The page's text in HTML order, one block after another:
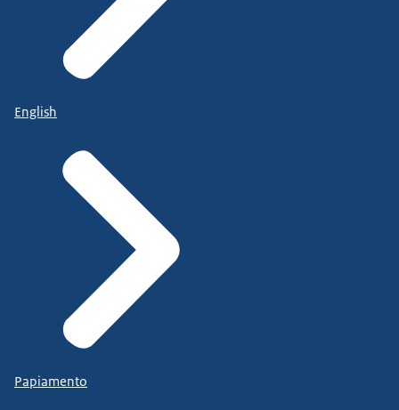
English
Papiamento